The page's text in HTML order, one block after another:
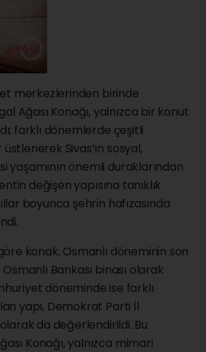
merkezlerinden birinde
Ağası Konağı, yalnızca bir konut
farklı dönemlerde çeşitli
Sivas’ın sosyal,
yaşamının önemli duraklarından
değişen yapısına tanıklık
boyunca şehrin hafızasında
konak, Osmanlı döneminin son
Bankası binası olarak
döneminde ise farklı
yapı, Demokrat Parti İl
olarak da değerlendirildi. Bu
Konağı, yalnızca mimari